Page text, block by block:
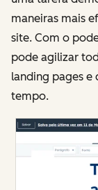
maneiras mais
site. Com o
pode agilizar
landing pages
tempo.